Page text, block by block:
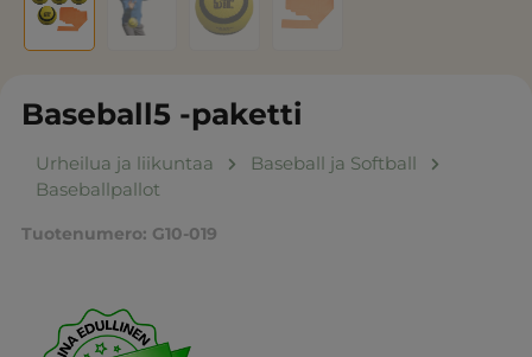
Baseball5 -paketti
Urheilua ja liikuntaa
Baseball ja Softball
Baseballpallot
Tuotenumero: G10-019